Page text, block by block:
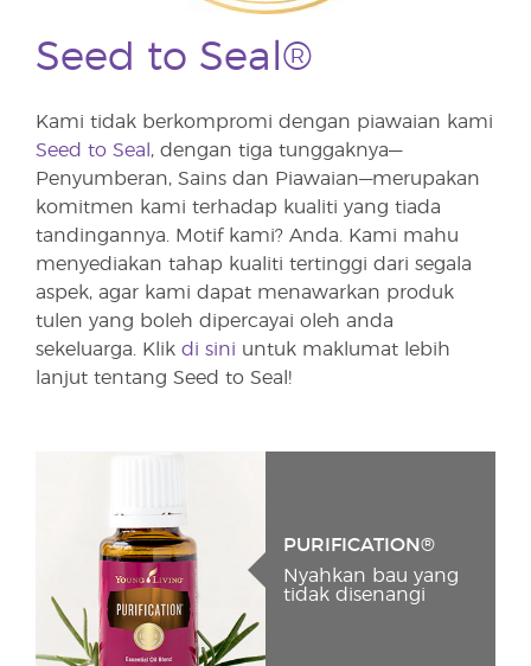
Seed to Seal®
Kami tidak berkompromi dengan piawaian kami
Seed to Seal , dengan tiga tunggaknya—
Penyumberan, Sains dan Piawaian—merupakan
komitmen kami terhadap kualiti yang tiada
tandingannya. Motif kami? Anda. Kami mahu
menyediakan tahap kualiti tertinggi dari segala
aspek, agar kami dapat menawarkan produk
tulen yang boleh dipercayai oleh anda
sekeluarga. Klik di sini untuk maklumat lebih
lanjut tentang Seed to Seal!
PURIFICATION®
Nyahkan bau yang
tidak disenangi